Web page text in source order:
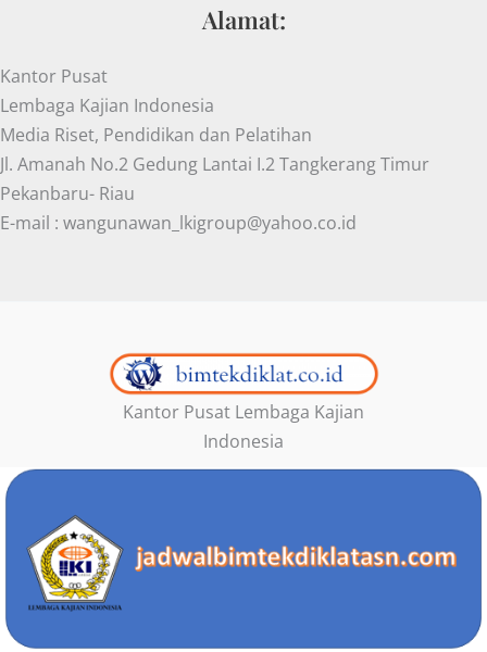
Alamat:
Kantor Pusat
Lembaga Kajian Indonesia
Media Riset, Pendidikan dan Pelatihan
Jl. Amanah No.2 Gedung Lantai I.2 Tangkerang Timur
Pekanbaru- Riau
E-mail : wangunawan_lkigroup@yahoo.co.id
Kantor Pusat Lembaga Kajian
Indonesia